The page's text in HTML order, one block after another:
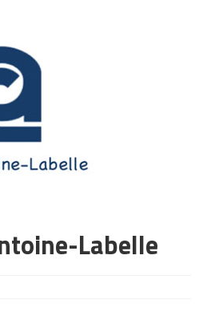
Labelle